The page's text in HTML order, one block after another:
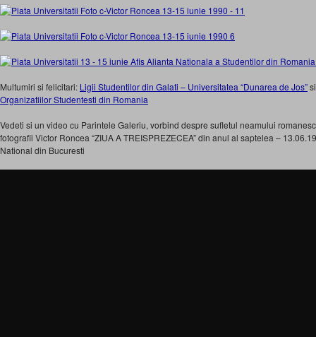
Multumiri si felicitari: Ligii Studentilor din Galati – Universitatea “Dunarea de Jos”
Organizatiilor Studentesti din Romania
Vedeti si un video cu Parintele Galeriu, vorbind despre sufletul neamului
fotografii Victor Roncea “ZIUA A TREISPREZECEA” din anul al saptelea –
National din Bucuresti